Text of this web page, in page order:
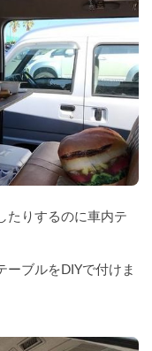
たりするのに車内テ
ーブルをDIYで付けま